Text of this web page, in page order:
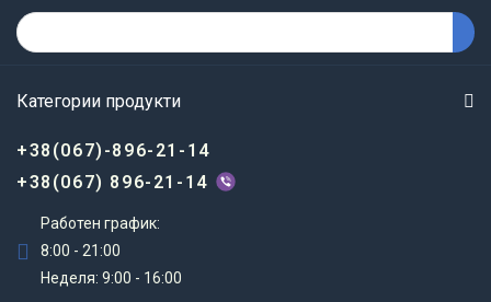
Категории продукти
+38(067)-896-21-14
+38(067) 896-21-14
Работен график:
8:00 - 21:00
Неделя: 9:00 - 16:00